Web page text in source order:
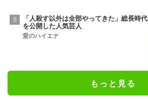
「人殺す以外は全部やってきた」総長時代
を公開した人気芸人
愛のハイエナ
もっと見る